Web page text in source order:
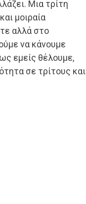
Μια τρίτη
μοιραία
αλλά στο
να κάνουμε
εμείς θέλουμε,
σε τρίτους και